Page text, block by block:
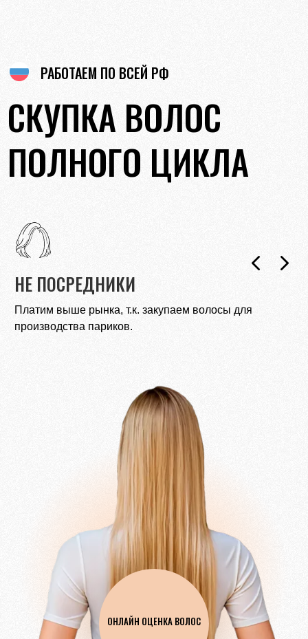
РАБОТАЕМ ПО ВСЕЙ РФ
СКУПКА ВОЛОС
ПОЛНОГО ЦИКЛА
ОПЛАТА СРАЗУ
Переведем деньги на карту банка до того, как Вы
покините салон.
ОНЛАЙН ОЦЕНКА ВОЛОС